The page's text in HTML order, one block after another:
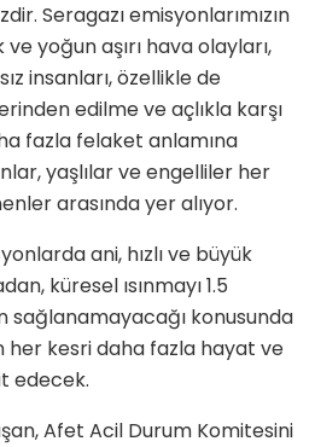
Seragazı emisyonlarımızın
yoğun aşırı hava olayları,
insanları, özellikle de
edilme ve açlıkla karşı
fazla felaket anlamına
yaşlılar ve engelliler her
arasında yer alıyor.
ani, hızlı ve büyük
küresel ısınmayı 1.5
sağlanamayacağı konusunda
her kesri daha fazla hayat ve
edecek.
Afet Acil Durum Komitesini